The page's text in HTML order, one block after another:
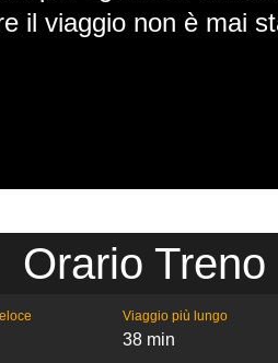
il viaggio non è mai
Orario
Viaggio più lungo
38 min